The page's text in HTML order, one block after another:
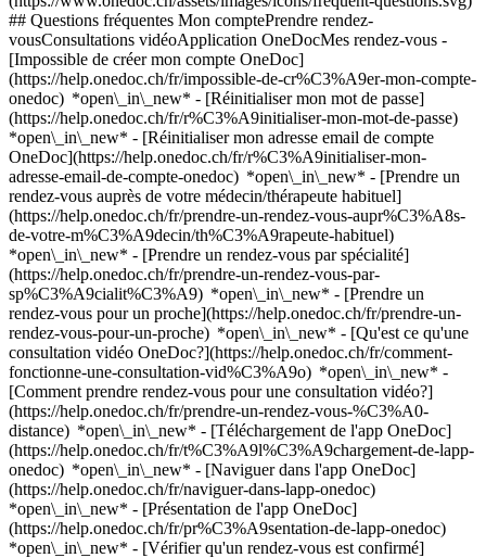
## Questions fréquentes Mon comptePrendre rendez-
vousConsultations vidéoApplication OneDocMes rendez-vous -
[Impossible de créer mon compte OneDoc]
(https://help.onedoc.ch/fr/impossible-de-cr%C3%A9er-mon-compte-
onedoc) *open\_in\_new* - [Réinitialiser mon mot de passe]
(https://help.onedoc.ch/fr/r%C3%A9initialiser-mon-mot-de-passe)
*open\_in\_new* - [Réinitialiser mon adresse email de compte
OneDoc](https://help.onedoc.ch/fr/r%C3%A9initialiser-mon-
adresse-email-de-compte-onedoc) *open\_in\_new* - [Prendre un
rendez-vous auprès de votre médecin/thérapeute habituel]
(https://help.onedoc.ch/fr/prendre-un-rendez-vous-aupr%C3%A8s-
de-votre-m%C3%A9decin/th%C3%A9rapeute-habituel)
*open\_in\_new* - [Prendre un rendez-vous par spécialité]
(https://help.onedoc.ch/fr/prendre-un-rendez-vous-par-
sp%C3%A9cialit%C3%A9) *open\_in\_new* - [Prendre un
rendez-vous pour un proche](https://help.onedoc.ch/fr/prendre-un-
rendez-vous-pour-un-proche) *open\_in\_new* - [Qu'est ce qu'une
consultation vidéo OneDoc?](https://help.onedoc.ch/fr/comment-
fonctionne-une-consultation-vid%C3%A9o) *open\_in\_new* -
[Comment prendre rendez-vous pour une consultation vidéo?]
(https://help.onedoc.ch/fr/prendre-un-rendez-vous-%C3%A0-
distance) *open\_in\_new* - [Téléchargement de l'app OneDoc]
(https://help.onedoc.ch/fr/t%C3%A9l%C3%A9chargement-de-lapp-
onedoc) *open\_in\_new* - [Naviguer dans l'app OneDoc]
(https://help.onedoc.ch/fr/naviguer-dans-lapp-onedoc)
*open\_in\_new* - [Présentation de l'app OneDoc]
(https://help.onedoc.ch/fr/pr%C3%A9sentation-de-lapp-onedoc)
*open\_in\_new* - [Vérifier qu'un rendez-vous est confirmé](https://help.onedoc.ch/fr/v%C3%A9rifier-quun-rendez-vous-est-confirm%C3%A9) *open\_in\_new* - [Annuler un rendez-vous pris en ligne sur OneDoc](https://help.onedoc.ch/fr/annuler-un-rendez-vous-pris-en-ligne-sur-onedoc) *open\_in\_new* - [Je ne reçois pas de confirmation de rendez-vous](https://help.onedoc.ch/fr/je-ne-re%C3%A7ois-pas-de-confirmation-de-rendez-vous) *open\_in\_new* [Voir tous nos articles *open\_in\_new*](https://help.onedoc.ch/fr/) close ## Modifier votre recherche ![Maison avec un signe plus annonçant qu’une consultation peut être effectuée sur place](https://www.onedoc.ch/assets/images/icons/on-site.svg) Sur place ![Caméra avec un symbole lecture annonçant qu’une consultation peut être effectuée à distance en vidéo](https://www.onedoc.ch/assets/images/icons/remote.svg) À distance Rechercher #### Spécialités #### Praticiens #### Établissements edit Médecin-dentiste à Berne tune Filtrer par Nouveaux patients*keyboard\_arrow\_down* - Acceptés*check\_circle* Langue parlée*keyboard\_arrow\_down* - Albanais*check\_circle* - Allemand*check\_circle* - Anglais*check\_circle* - Croate*check\_circle* - Danois*check\_circle* - Espagnol*check\_circle* - Français*check\_circle* - Grec*check\_circle* - Hongrois*check\_circle* - Italien*check\_circle* - Néerlandais*check\_circle* - Persan*check\_circle* - Portugais*check\_circle* - Romanche*check\_circle* - Roumain*check\_circle* - Russe*check\_circle* - Serbe*check\_circle* - Slovaque*check\_circle* - Suédois*check\_circle* - Tamoul*check\_circle* - Tchèque*check\_circle* - Thaï*check\_circle* - Turc*check\_circle* Sexe*keyboard\_arrow\_down* - Femme*check\_circle* - Homme*check\_circle* Disponibilité*keyboard\_arrow\_down* - Disponible aujourdhui*check\_circle* - Dans les 3 prochains jours*check\_circle* - Dans les 7 prochains jours*check\_circle* - Dans les 14 prochains jours*check\_circle* # Médecin-dentiste à Berne: prenez rendez-vous en ligne aujourd'hui ## 21 résultats à Berne [![Dr. med. dent. Dimitrios Koukopoulos, médecin-dentiste à Berne](https://assets.onedoc.ch/images/users/eeb6ca635399656759349228c292bfc06502828f4348a1ad5457883d7b039ab7-small.jpg "Dr. med. dent. Dimitrios Koukopoulos, médecin-dentiste à Berne")](https://www.onedoc.ch/fr/medecin-dentiste/berne/prn7/dr-med-dent-dimitrios-koukopoulos) ### [Dr. med. dent. Dimitrios Koukopoulos](https://www.onedoc.ch/fr/medecin-dentiste/berne/prn7/dr-med-dent-dimitrios-koukopoulos) ![Badge indiquant un profil vérifié](https://www.onedoc.ch/assets/images/icons/checkmark.svg) Médecin-dentiste [Zahnarztpraxis Bern West](https://www.onedoc.ch/fr/cabinet-dentaire/berne/elbl/zahnarztpraxis-bern-west) Holenackerstrasse 65 3027 Berne ![Icône patient avec un signe plus annonçant que le professionnel accepte de nouveaux patients](https://www.onedoc.ch/assets/images/icons/new-patients.svg)Accepte les nouveaux patients [Réserver un RDV](https://www.onedoc.ch/fr/medecin-dentiste/berne/prn7/dr-med-dent-dimitrios-koukopoulos) Expertises:[Alignement dentaire | Gouttière transparente invisible](https://www.onedoc.ch/fr/alignement-dentaire-gouttiere-transparente-invisible/berne)Voir plus *chevron\_left* mar. 04 août *chevron\_right* Voir plus de rendez-vous *error\_outline* Une erreur s'est produite lors du chargement des disponibilités [Réessayer](https://www.onedoc.ch) Expertises:[Alignement dentaire | Gouttière transparente invisible](https://www.onedoc.ch/fr/alignement-dentaire-gouttiere-transparente-invisible/berne)Voir plus [![Dr. med. dent. Julia Launert, médecin-dentiste à Berne](https://assets.onedoc.ch/images/users/456b9f3c60cc160d2e33837511d1e758c1792b7e8bc23e0a3b0f0474f34b7d6a-small.jpg "Dr. med. dent. Julia Launert, médecin-dentiste à Berne")](https://www.onedoc.ch/fr/medecin-dentiste/berne/pcym4/dr-med-dent-julia-launert) ### [Dr. med. dent. Julia Launert](https://www.onedoc.ch/fr/medecin-dentiste/berne/pcym4/dr-med-dent-julia-launert) ![Badge indiquant un profil vérifié](https://www.onedoc.ch/assets/images/icons/checkmark.svg) Médecin-dentiste [Zahnarzt Art D'Luxe](https://www.onedoc.ch/fr/cabinet-medical/berne/ebdgs/zahnarzt-art-d-luxe) Marktgasse 9 3011 Berne ![Icône patient avec un signe plus annonçant que le professionnel accepte de nouveaux patients](https://www.onedoc.ch/assets/images/icons/new-patients.svg)Accepte les nouveaux patients [Réserver un RDV](https://www.onedoc.ch/fr/medecin-dentiste/berne/pcym4/dr-med-dent-julia-launert) *chevron\_left* mar. 04 août *chevron\_right* Voir plus de rendez-vous *error\_outline* Une erreur s'est produite lors du chargement des disponibilités [Réessayer](https://www.onedoc.ch) [![Dr. med. dent. Fatmir Azemi, médecin-dentiste à Berne](https://assets.onedoc.ch/images/users/1e16c19c0d56d58088fac6904e6d683c76391dec82957fc615e9cde5831f05e2-small.jpg "Dr. med. dent. Fatmir Azemi, médecin-dentiste à Berne")](https://www.onedoc.ch/fr/medecin-dentiste/berne/pcx1s/dr-med-dent-fatmir-azemi) ### [Dr. med. dent. Fatmir Azemi](https://www.onedoc.ch/fr/medecin-dentiste/berne/pcx1s/dr-med-dent-fatmir-azemi) ![Badge indiquant un profil vérifié](https://www.onedoc.ch/assets/images/icons/checkmark.svg) Médecin-dentiste [Zahnarztpraxis Bubenberg Bern](https://www.onedoc.ch/fr/cabinet-dentaire/berne/ek63/zahnarztpraxis-bubenberg-bern) Bubenbergplatz 9 3011 Berne ![Icône patient avec un signe plus annonçant que le professionnel accepte de nouveaux patients](https://www.onedoc.ch/assets/images/icons/new-patients.svg)Accepte les nouveaux patients [Réserver un RDV](https://www.onedoc.ch/fr/medecin-dentiste/berne/pcx1s/dr-med-dent-fatmir-azemi) Expertises:[Carie](https://www.onedoc.ch/fr/carie/berne), [Parodontologie | Soin des gencives | Déchaussement des dents](https://www.onedoc.ch/fr/parodontologie-soin-des-gencives-dechaussement-des-dents/berne), [Prophylaxie](https://www.onedoc.ch/fr/prophylaxie/berne)Voir plus *chevron\_left* mar. 04 août *chevron\_right* Voir plus de rendez-vous *error\_outline* Une erreur s'est produite lors du chargement des disponibilités [Réessayer](https://www.onedoc.ch) Expertises:[Carie](https://www.onedoc.ch/fr/carie/berne), [Parodontologie | Soin des gencives | Déchaussement des dents](https://www.onedoc.ch/fr/parodontologie-soin-des-gencives-dechaussement-des-dents/berne), [Prophylaxie](https://www.onedoc.ch/fr/prophylaxie/berne)Voir plus [![Dr. med. dent. (PK) Zameer Hussain, médecin-dentiste à Berne](https://assets.onedoc.ch/images/users/700f741a9b8c03f19476094912e550f4019a5f40dfce63307f9adea6af1506b9-small.jpg "Dr. med. dent. (PK) Zameer Hussain, médecin-dentiste à Berne")](https://www.onedoc.ch/fr/medecin-dentiste/berne/pc08d/dr-med-dent-pk-zameer-hussain) ### [Dr. med. dent. (PK) Zameer Hussain](https://www.onedoc.ch/fr/medecin-dentiste/berne/pc08d/dr-med-dent-pk-zameer-hussain) ![Badge indiquant un profil vérifié](https://www.onedoc.ch/assets/images/icons/checkmark.svg) Médecin-dentiste [orthodont-ch](https://www.onedoc.ch/fr/cabinet-dentaire/berne/ebecx/orthodont-ch) Kramgasse 46 3011 Berne ![Icône patient avec un signe plus annonçant que le professionnel accepte de nouveaux patients](https://www.onedoc.ch/assets/images/icons/new-patients.svg)Accepte les nouveaux patients [Réserver un RDV](https://www.onedoc.ch/fr/medecin-dentiste/berne/pc08d/dr-med-dent-pk-zameer-hussain) Expertises:[Dévitalisation](https://www.onedoc.ch/fr/devitalisation/berne), [Facette dentaire céramique | Veneer](https://www.onedoc.ch/fr/facette-dentaire-ceramique-veneer/berne), [Urgence dentaire](https://www.onedoc.ch/fr/urgence-dentaire/berne), [Implant dentaire](https://www.onedoc.ch/fr/implant-dentaire/berne), [Alignement dentaire | Gouttière transparente invisible](https://www.onedoc.ch/fr/alignement-dentaire-gouttiere-transparente-invisible/berne), [Carie](https://www.onedoc.ch/fr/carie/berne), [Extraction dentaire | Dents de sagesse](https://www.onedoc.ch/fr/extraction-dentaire-dents-de-sagesse/berne), [Pédodontie | Dentiste pédiatrique](https://www.onedoc.ch/fr/pedodontie-dentiste-pediatrique/berne), [Bagues | Appareil dentaire](https://www.onedoc.ch/fr/bagues-appareil-dentaire/berne)Voir plus Expertises:[Dévitalisation](https://www.onedoc.ch/fr/devitalisation/berne), [Facette dentaire céramique | Veneer](https://www.onedoc.ch/fr/facette-dentaire-ceramique-veneer/berne), [Urgence dentaire](https://www.onedoc.ch/fr/urgence-dentaire/berne), [Implant dentaire](https://www.onedoc.ch/fr/implant-dentaire/berne), [Alignement dentaire | Gouttière transparente invisible](https://www.onedoc.ch/fr/alignement-dentaire-gouttiere-transparente-invisible/berne), [Carie](https://www.onedoc.ch/fr/carie/berne), [Extraction dentaire | Dents de sagesse](https://www.onedoc.ch/fr/extraction-dentaire-dents-de-sagesse/berne), [Pédodontie | Dentiste pédiatrique](https://www.onedoc.ch/fr/pedodontie-dentiste-pediatrique/berne), [Bagues | Appareil dentaire](https://www.onedoc.ch/fr/bagues-appareil-dentaire/berne)Voir plus [![Dr. med. dent. Raphael Wymann, médecin-dentiste à Berne](https://assets.onedoc.ch/images/users/3d6d0ba258787c9a35f76292c3e95997b866ca644181431a842ed563ac258735-small.jpg "Dr. med. dent. Raphael Wymann, médecin-dentiste à Berne")](https://www.onedoc.ch/fr/medecin-dentiste/berne/prkt/dr-med-dent-raphael-wymann) ### [Dr. med. dent. Raphael Wymann](https://www.onedoc.ch/fr/medecin-dentiste/berne/prkt/dr-med-dent-raphael-wymann) ![Badge indiquant un profil vérifié](https://www.onedoc.ch/assets/images/icons/checkmark.svg) Médecin-dentiste [Wymann Zahnarzt AG](https://www.onedoc.ch/fr/cabinet-dentaire/berne/ek79/wymann-zahnarzt-ag) Mittelstrasse 40 3012 Berne ![Icône patient avec un signe plus annonçant que le professionnel accepte de nouveaux patients](https://www.onedoc.ch/assets/images/icons/new-patients.svg)Accepte les nouveaux patients [Réserver un RDV](https://www.onedoc.ch/fr/medecin-dentiste/berne/prkt/dr-med-dent-ra